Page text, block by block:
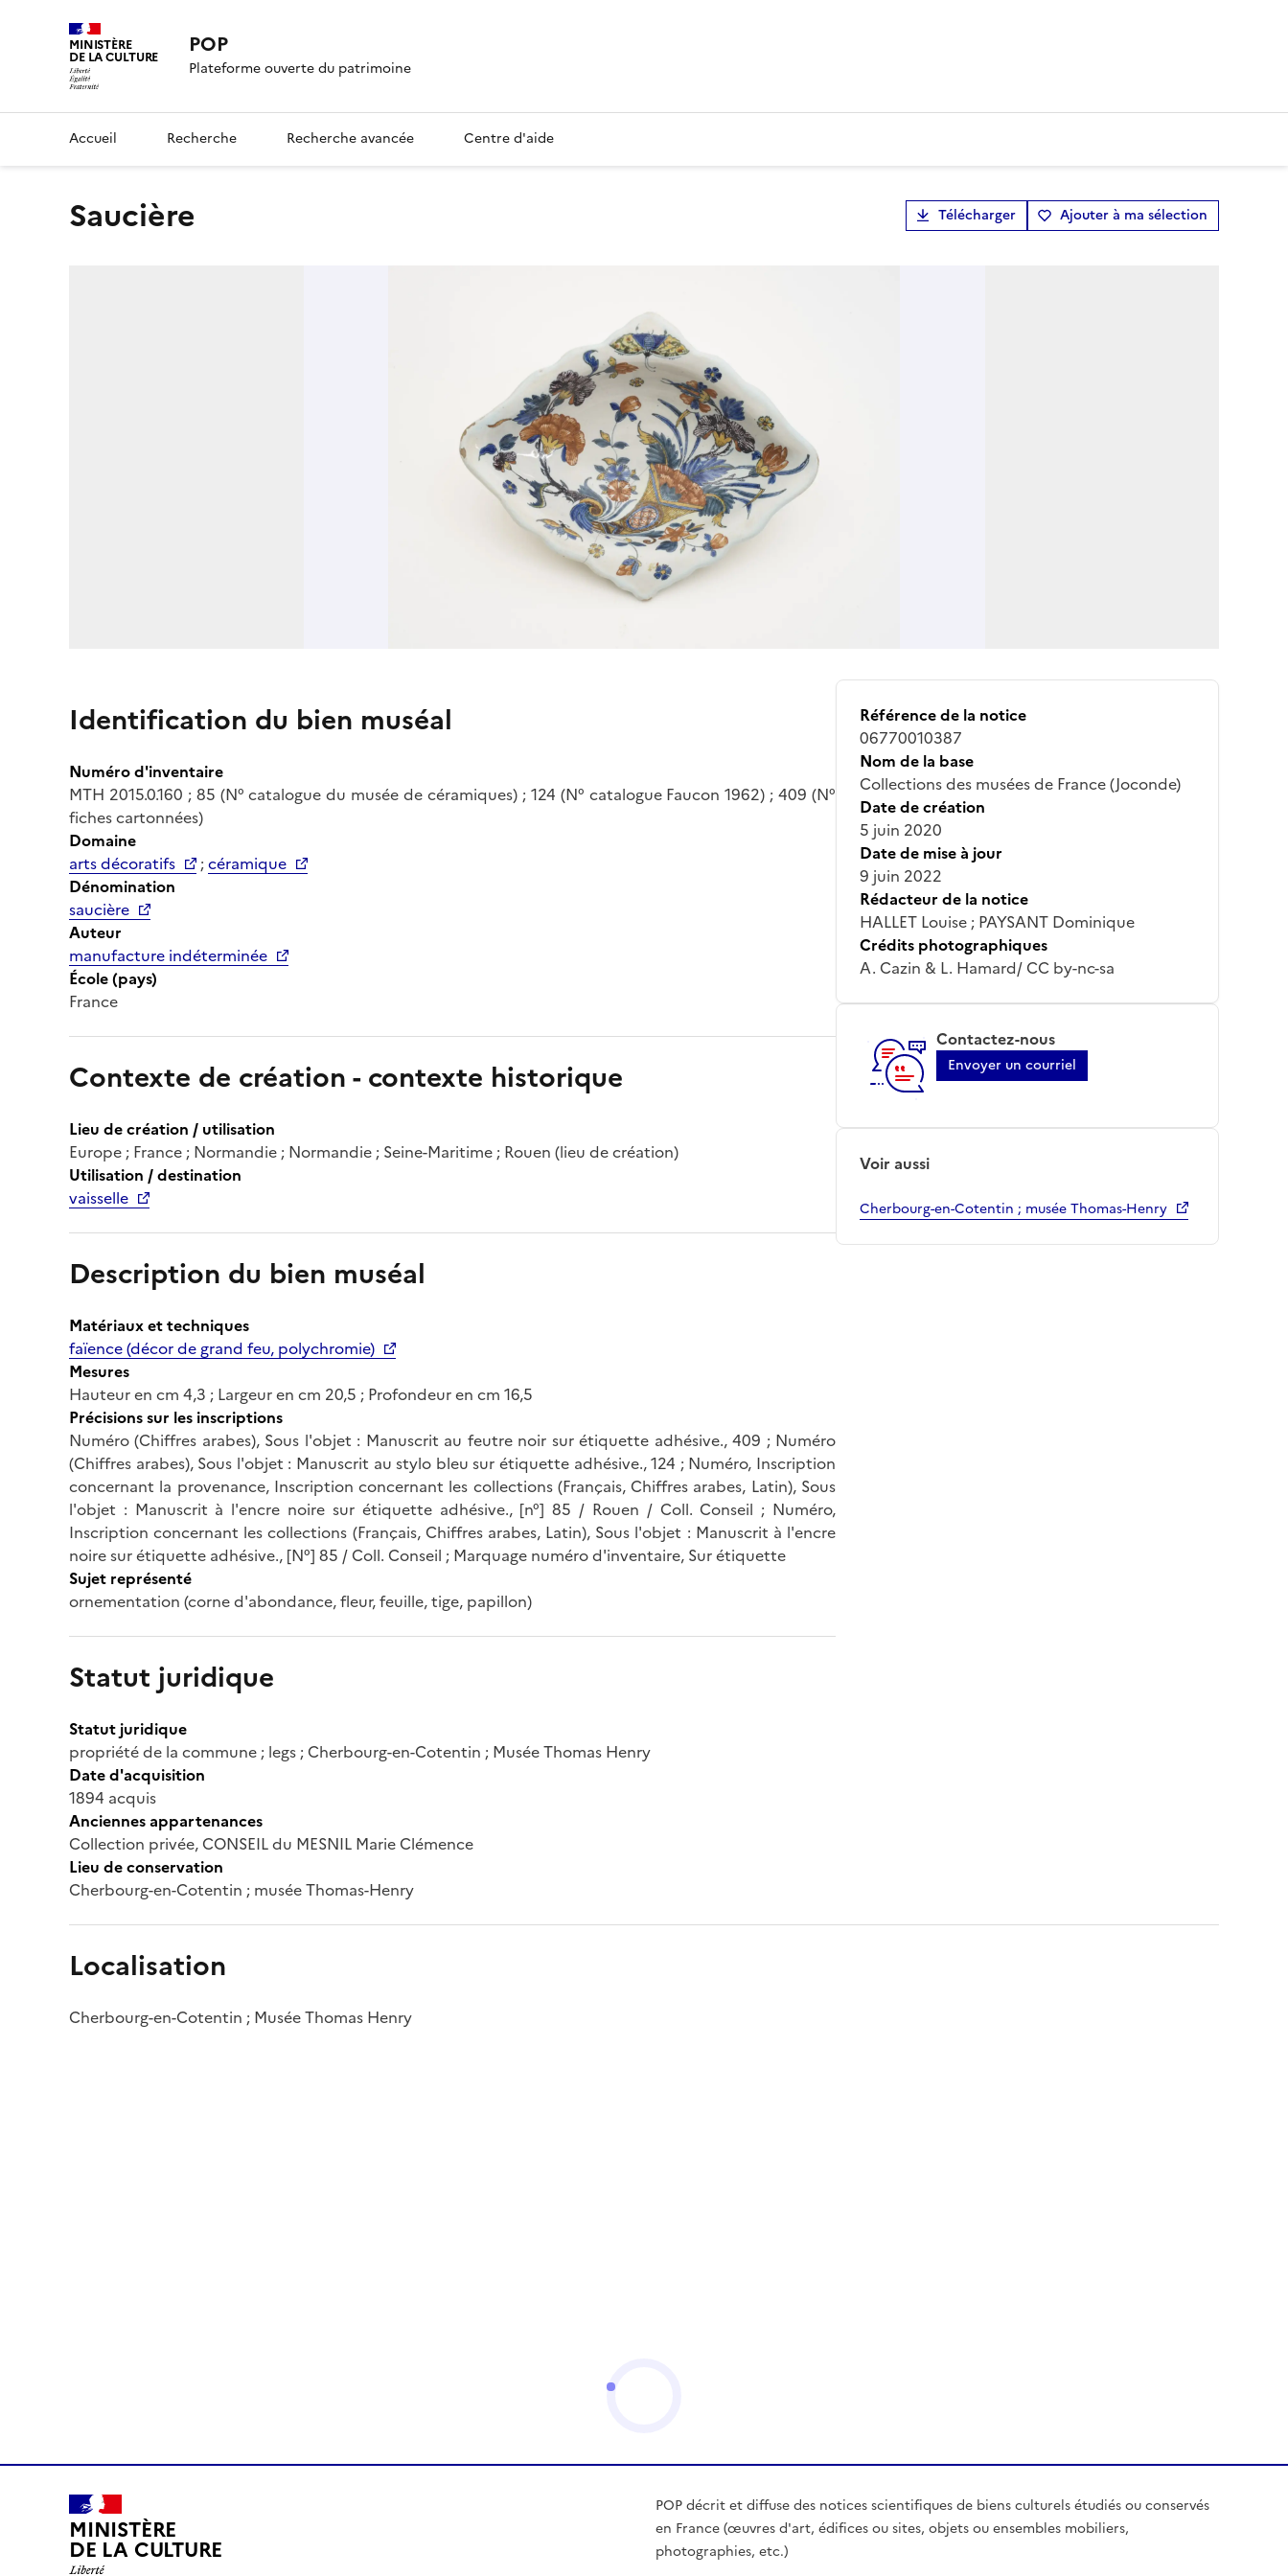
MINISTÈRE
DE LA CULTURE POP
Plateforme ouverte du patrimoine
Accueil Recherche Recherche avancée Centre d'aide
saucière Télécharger Ajouter à ma sélection
Identification du bien muséal
Numéro d'inventaire
MTH 2015.0.160 ; 85 (N° catalogue du musée de céramiques) ; 124 (N° catalogue Faucon 1962) ; 409 (N°
fiches cartonnées)
Domaine
arts décoratifs
;céramique
Dénomination
saucière
Auteur
manufacture indéterminée
École (pays)
France
Contexte de création - contexte historique
Lieu de création / utilisation
Europe ; France ; Normandie ; Normandie ; Seine-Maritime ; Rouen (lieu de création)
Utilisation / destination
vaisselle
Description du bien muséal
Matériaux et techniques
faïence (décor de grand feu, polychromie)
Mesures
Hauteur en cm 4,3 ; Largeur en cm 20,5 ; Profondeur en cm 16,5
Précisions sur les inscriptions
Numéro (Chiffres arabes), Sous l'objet : Manuscrit au feutre noir sur étiquette adhésive., 409 ; Numéro
(Chiffres arabes), Sous l'objet : Manuscrit au stylo bleu sur étiquette adhésive., 124 ; Numéro, Inscription
concernant la provenance, Inscription concernant les collections (Français, Chiffres arabes, Latin), Sous
l'objet : Manuscrit à l'encre noire sur étiquette adhésive., [n°] 85 / Rouen / Coll. Conseil ; Numéro,
Inscription concernant les collections (Français, Chiffres arabes, Latin), Sous l'objet : Manuscrit à l'encre
noire sur étiquette adhésive., [N°] 85 / Coll. Conseil ; Marquage numéro d'inventaire, Sur étiquette
Sujet représenté
ornementation (corne d'abondance, fleur, feuille, tige, papillon)
Statut juridique
Statut juridique
propriété de la commune ; legs ; Cherbourg-en-Cotentin ; Musée Thomas Henry
Date d'acquisition
1894 acquis
Anciennes appartenances
Collection privée, CONSEIL du MESNIL Marie Clémence
Lieu de conservation
Cherbourg-en-Cotentin ; musée Thomas-Henry
Référence de la notice
06770010387
Nom de la base
Collections des musées de France (Joconde)
Date de création
5 juin 2020
Date de mise à jour
9 juin 2022
Rédacteur de la notice
HALLET Louise ; PAYSANT Dominique
Crédits photographiques
A. Cazin & L. Hamard/ CC by-nc-sa
Contactez-nous
Envoyer un courriel
Voir aussi
Cherbourg-en-Cotentin ; musée Thomas-Henry
Localisation
Cherbourg-en-Cotentin ; Musée Thomas Henry
MINISTÈRE
DE LA CULTURE
POP décrit et diffuse des notices scientifiques de biens culturels étudiés ou conservés
en France (œuvres d'art, édifices ou sites, objets ou ensembles mobiliers,
photographies, etc.)